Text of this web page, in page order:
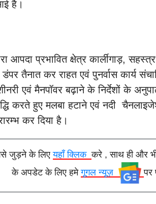
है।
आपदा प्रभावित क्षेत्र कार्लीगाड़,
तैनात कर राहत एवं पुनर्वास कार्य
एवं मैनपॉवर बढ़ाने के निर्देशों के
करते हुए मलबा हटाने एवं नदी
कर दिया है।
जुड़ने के लिएयहाँ क्लिककरे , साथ ही और
के अपडेट के लिए हमेगूगल न्यूज़ पर